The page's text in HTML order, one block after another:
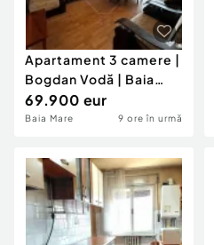
Apartament 3 camere |
Bogdan Vodă | Baia
Mare
69.900 eur
Baia Mare 9 ore în urmă